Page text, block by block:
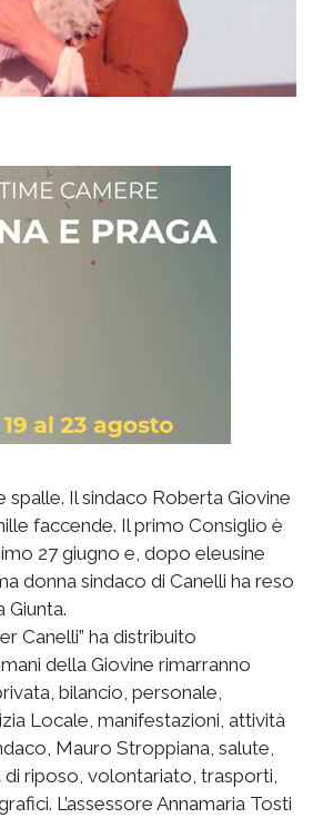
spalle. Il sindaco Roberta Giovine
faccende. Il primo Consiglio è
27 giugno e, dopo eleusine
donna sindaco di Canelli ha reso
Giunta.
Canelli” ha distribuito
della Giovine rimarranno
bilancio, personale,
Locale, manifestazioni, attività
Mauro Stroppiana, salute,
di riposo, volontariato, trasporti,
L’assessore Annamaria Tosti